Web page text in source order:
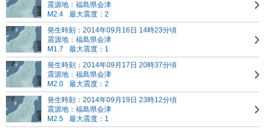
震源地：福島県会津
M2.4
最大震度：2
発生時刻：2014年09月16日 14時23分頃
震源地：福島県会津
M1.7
最大震度：1
発生時刻：2014年09月17日 20時37分頃
震源地：福島県会津
M2.0
最大震度：2
発生時刻：2014年09月19日 23時12分頃
震源地：福島県会津
M2.5
最大震度：1